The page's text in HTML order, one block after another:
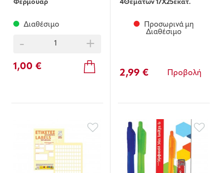
Φερμουάρ
Διαθέσιμο
- +
1,00 €
4Θεμάτων 17Χ25εκατ.
Προσωρινά μη
Διαθέσιμο
2,99 € Προβολή